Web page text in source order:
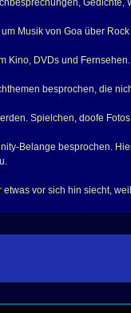
Gedichte,
Musik von Goa über
Kino, DVDs und
besprochen, die
Spielchen, doofe
Belange besprochen.
etwas vor sich hin siecht,